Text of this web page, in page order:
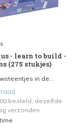
- learn to build -
(275 stukjes)
in de...
besteld, dezelfde
verzonden.